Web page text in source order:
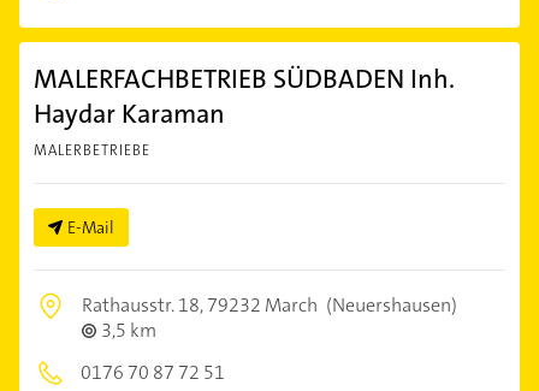
MALERFACHBETRIEB SÜDBADEN Inh.
Haydar Karaman
MALERBETRIEBE
E-Mail
Rathausstr. 18,79232 March (Neuershausen)
3,5 km
0176 70 87 72 51